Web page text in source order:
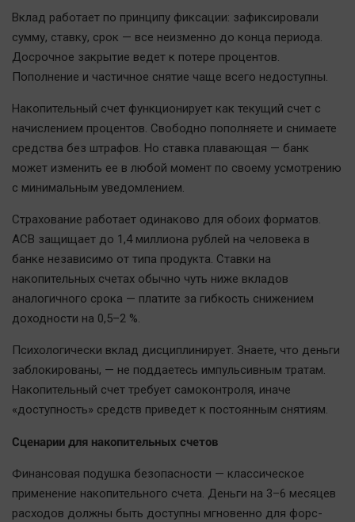
Hедвижимость
Образование
Автомобили
XX век: криминальные уроки
Банки
Медиаграмотность
Медицина
Новости компаний
Прогулки по городу Ч
Спецпроект
Другие рубрики
English version
Online-консультация
Актуальная тема
Блогеркуль
Быстрый медиазавод
Вклад работает по принципу фиксации: зафиксировали
сумму, ставку, срок — все неизменно до конца периода.
Досрочное закрытие ведет к потере процентов.
Пополнение и частичное снятие чаще всего недоступны.
Накопительный счет функционирует как текущий счет с
начислением процентов. Свободно пополняете и снимаете
средства без штрафов. Но ставка плавающая — банк
может изменить ее в любой момент по своему усмотрению
с минимальным уведомлением.
Страхование работает одинаково для обоих форматов.
АСВ защищает до 1,4 миллиона рублей на человека в
банке независимо от типа продукта. Ставки на
накопительных счетах обычно чуть ниже вкладов
аналогичного срока — платите за гибкость снижением
доходности на 0,5–2 %.
Психологически вклад дисциплинирует. Знаете, что деньги
заблокированы, — не поддаетесь импульсивным тратам.
Накопительный счет требует самоконтроля, иначе
«доступность» средств приведет к постоянным снятиям.
Сценарии для накопительных счетов
Финансовая подушка безопасности — классическое
применение накопительного счета. Деньги на 3–6 месяцев
расходов должны быть доступны мгновенно для форс-